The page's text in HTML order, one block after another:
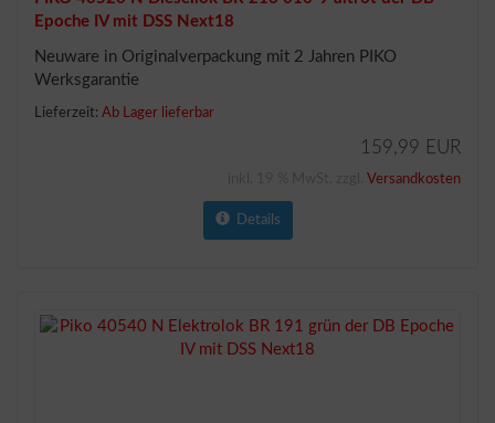
Epoche IV mit DSS Next18
Neuware in Originalverpackung mit 2 Jahren PIKO
Werksgarantie
Lieferzeit: Ab Lager lieferbar
159,99 EUR
Versandkosten
Details